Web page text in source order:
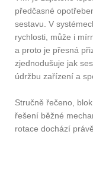
předčasné
sestavu. V
rychlosti, může i
a proto je přesná
zjednodušuje jak
údržbu zařízení a
Stručně řečeno,
řešení běžné
rotace dochází